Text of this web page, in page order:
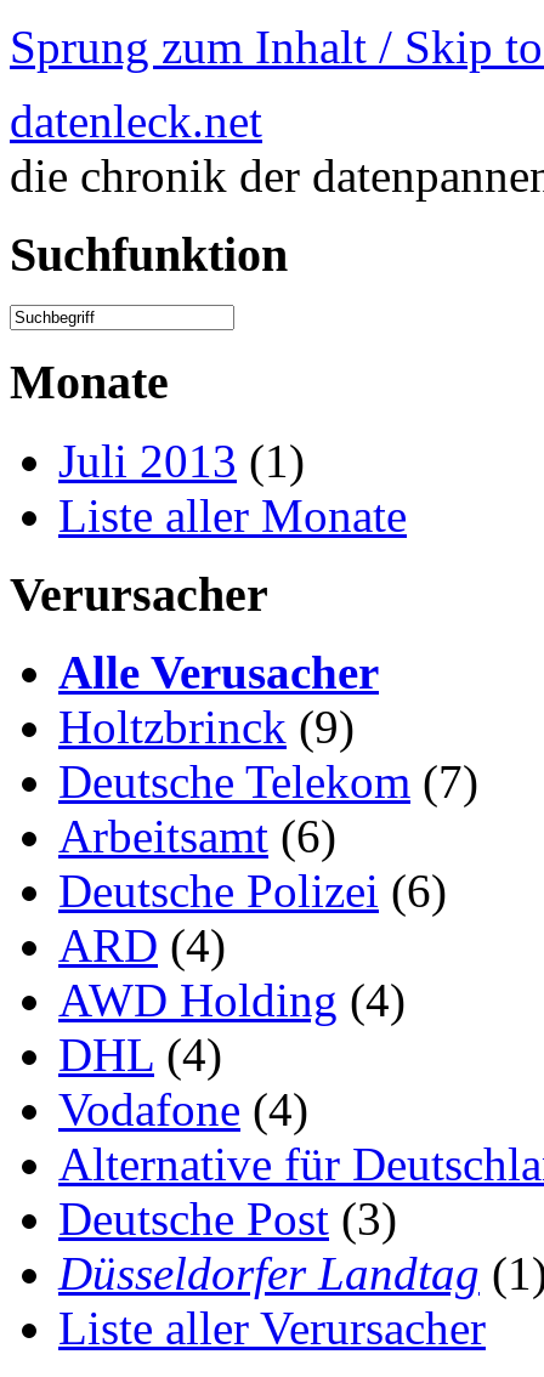
Sprung zum Inhalt / Skip
datenleck.net
die chronik der
Suchfunktion
Monate
Juli 2013 (1)
Liste aller Monate
Verursacher
Alle Verusacher
Holtzbrinck (9)
Deutsche Telekom (7)
Arbeitsamt (6)
Deutsche Polizei (6)
ARD (4)
AWD Holding (4)
DHL (4)
Vodafone (4)
Alternative für
Deutsche Post (3)
Düsseldorfer Landtag
Liste aller Verursacher